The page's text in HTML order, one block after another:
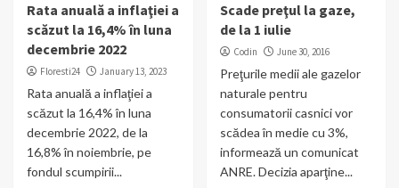
Rata anuală a inflaţiei a
scăzut la 16,4% în luna
decembrie 2022
Floresti24 January 13, 2023
Rata anuală a inflaţiei a
scăzut la 16,4% în luna
decembrie 2022, de la
16,8% în noiembrie, pe
fondul scumpirii...
Scade preţul la gaze,
de la 1 iulie
Codin June 30, 2016
Preţurile medii ale gazelor
naturale pentru
consumatorii casnici vor
scădea în medie cu 3%,
informează un comunicat
ANRE. Decizia aparţine...